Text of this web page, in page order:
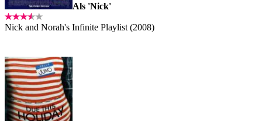
Als 'Nick'
Nick and Norah's Infinite Playlist (2008)